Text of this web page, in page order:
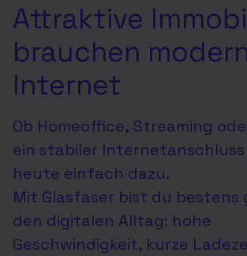
Attraktive
brauchen
Internet
Ob Homeoffice, Streaming
ein stabiler
heute einfach dazu.
Mit Glasfaser bist du
den digitalen Alltag: hohe
Geschwindigkeit, kurze